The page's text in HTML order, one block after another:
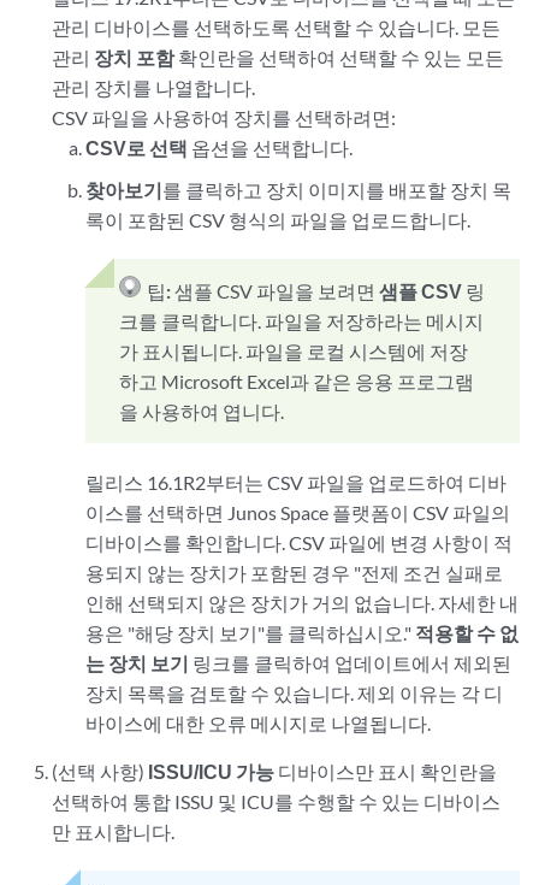
관리 디바이스를 선택하도록 선택할 수 있습니다. 모든
관리 장치 포함확인란을 선택하여 선택할 수 있는 모든
관리 장치를 나열합니다.
CSV 파일을 사용하여 장치를 선택하려면:
CSV로 선택 옵션을 선택합니다.
찾아보기를 클릭하고 장치 이미지를 배포할 장치 목
록이 포함된 CSV 형식의 파일을 업로드합니다.
팁:샘플 CSV 파일을 보려면 샘플 CSV링
크를 클릭합니다. 파일을 저장하라는 메시지
가 표시됩니다. 파일을 로컬 시스템에 저장
하고 Microsoft Excel과 같은 응용 프로그램
을 사용하여 엽니다.
릴리스 16.1R2부터는 CSV 파일을 업로드하여 디바
이스를 선택하면 Junos Space 플랫폼이 CSV 파일의
디바이스를 확인합니다. CSV 파일에 변경 사항이 적
용되지 않는 장치가 포함된 경우 "전제 조건 실패로
인해 선택되지 않은 장치가 거의 없습니다. 자세한 내
용은 "해당 장치 보기"를 클릭하십시오." 적용할 수 없
는 장치 보기 링크를 클릭하여 업데이트에서 제외된
장치 목록을 검토할 수 있습니다. 제외 이유는 각 디
바이스에 대한 오류 메시지로 나열됩니다.
(선택 사항) ISSU/ICU 가능 디바이스만 표시 확인란을
선택하여 통합 ISSU 및 ICU를 수행할 수 있는 디바이스
만 표시합니다.